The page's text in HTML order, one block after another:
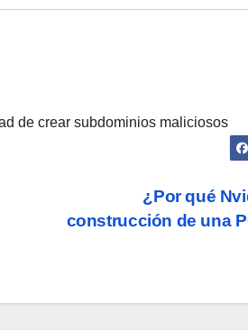
de crear subdominios maliciosos
¿Por qué
construcción de una